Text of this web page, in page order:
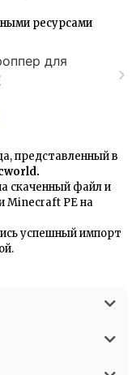
ресурсами
представленный в
.
скаченный файл и
Minecraft PE на
успешный импорт